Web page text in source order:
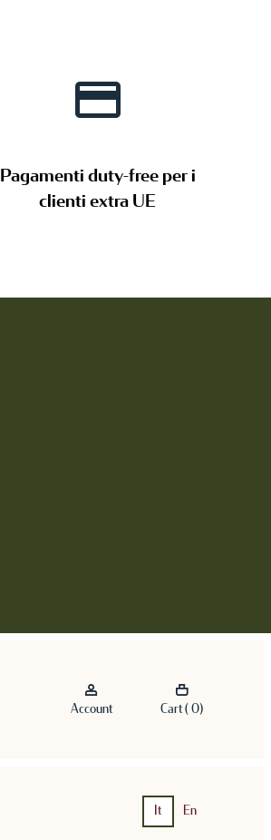
Pagamenti duty-free per i
clienti extra UE
Account Cart ( 0)
It En